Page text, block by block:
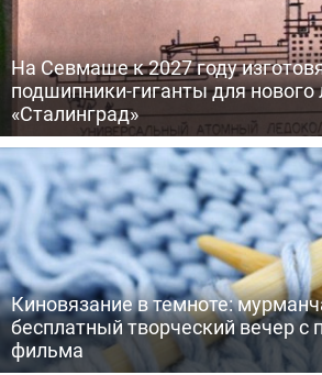
На Севмаше к 2027 году
подшипники-гиганты для нового
«Сталинград»
Киновязание в темноте:
бесплатный творческий вечер с
фильма